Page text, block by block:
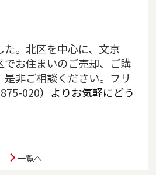
た。北区を中心に、文京
でお住まいのご売却、ご購
非ご相談ください。フリ
020）よりお気軽にどう
た。埼玉県川口市、戸田
市南区でお住まいのご売
一覧へ